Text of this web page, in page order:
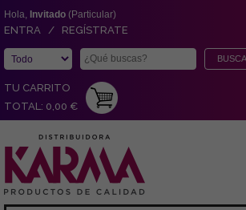
Hola, Invitado (Particular)
ENTRA / REGÍSTRATE
TU CARRITO
TOTAL: 0,00 €